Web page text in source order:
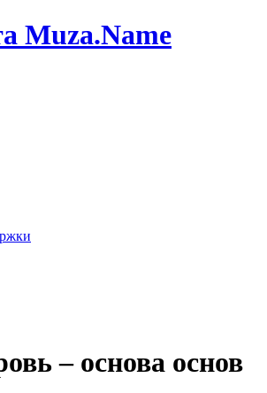
Muza.Name
– основа основ